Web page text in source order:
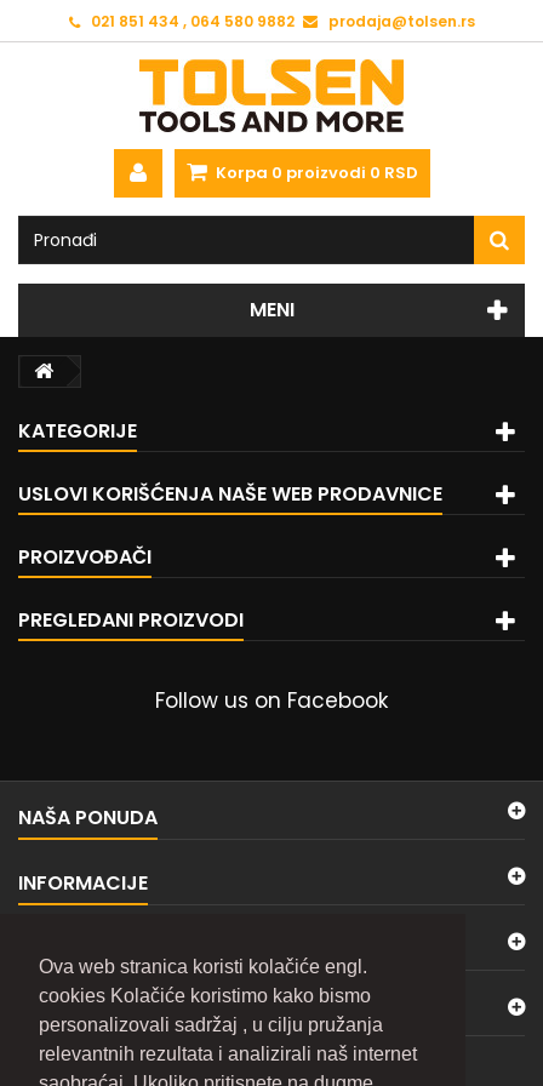
Ova web stranica koristi kolačiće engl.
cookies Kolačiće koristimo kako bismo
personalizovali sadržaj , u cilju pružanja
relevantnih rezultata i analizirali naš internet
021 851 434 , 064 580 9882 prodaja@tolsen.rs
Korpa 0 proizvodi 0 RSD
MENI
KATEGORIJE
USLOVI KORIŠĆENJA NAŠE WEB PRODAVNICE
PROIZVOĐAČI
PREGLEDANI PROIZVODI
Follow us on Facebook
NAŠA PONUDA
INFORMACIJE
KONTAKTIRAJTE NAS
BILTEN